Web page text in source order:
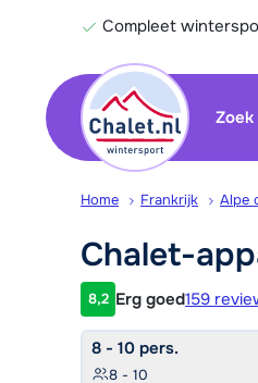
Compleet
Home Frankrijk Alpe
Chalet-
8,2 Erg goed159
8 - 10 pers.
8 - 10